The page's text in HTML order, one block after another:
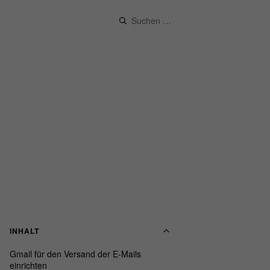
Suchen
INHALT
Gmail für den Versand der E-Mails
einrichten